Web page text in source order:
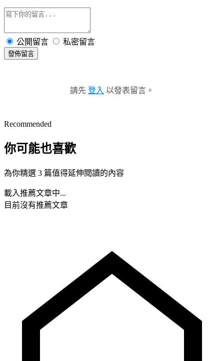
公開留言 私密留言
發佈留言
請先 登入 以發表留言。
Recommended
你可能也喜歡
為你精選 3 篇值得延伸閱讀的內容
載入推薦文章中...
目前沒有推薦文章